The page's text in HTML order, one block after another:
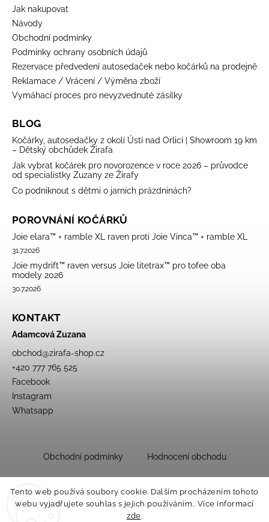
Tento web používá soubory cookie. Dalším procházením tohoto
webu vyjadřujete souhlas s jejich používáním.. Více informací
zde.
Jak nakupovat
Návody
Obchodní podmínky
Podmínky ochrany osobních údajů
Rezervace předvedení autosedaček nebo kočárků na prodejně
Reklamace / Vrácení / Výměna zboží
Vymáhací proces pro nevyzvednuté zásilky
BLOG
Kočárky, autosedačky z okolí Ústí nad Orlicí | Showroom 19 km
– Dětský obchůdek Žirafa
Jak vybrat kočárek pro novorozence v roce 2026 – průvodce
od specialistky Zuzany ze Žirafy
Co podniknout s dětmi o jarních prázdninách?
POROVNÁNÍ KOČÁRKŮ
Joie elara™ + ramble XL raven proti Joie Vinca™ + ramble XL
31.7.2026
Joie mydrift™ raven versus Joie litetrax™ pro tofee oba
modely 2026
30.7.2026
KONTAKT
Adamcová Zuzana
obchod@zirafa-shop.cz
+420 777 765 525
Facebook
Instagram
Whatsapp
Obchodní podmínky Hodnocení obchodu